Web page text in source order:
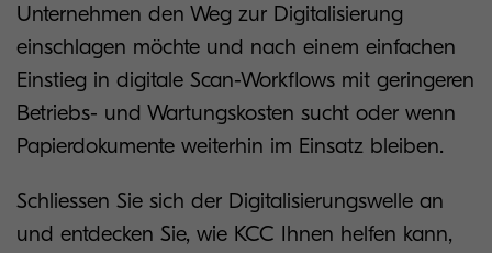
Unternehmen den Weg zur Digitalisierung
einschlagen möchte und nach einem einfachen
Einstieg in digitale Scan-Workflows mit geringeren
Betriebs- und Wartungskosten sucht oder wenn
Papierdokumente weiterhin im Einsatz bleiben.
Schliessen Sie sich der Digitalisierungswelle an
und entdecken Sie, wie KCC Ihnen helfen kann,